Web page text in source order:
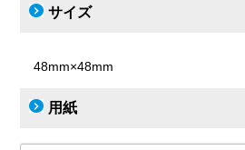
サイズ
48mm×48mm
用紙